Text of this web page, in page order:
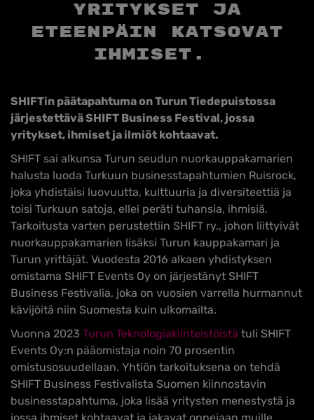
yritykset ja
eteenpäin katsovat
ihmiset. ​
SHIFTin päätapahtuma on Turun Tiedepuistossa
järjestettävä SHIFT Business Festival, jossa
yritykset, ihmiset ja ilmiöt kohtaavat.
SHIFT sai alkunsa Turun seudun nuorkauppakamarien
halusta luoda Turkuun businesstapahtumien Ruisrock,
joka yhdistäisi luovuutta, kulttuuria ja diversiteettiä ja
toisi Turkuun satoja, ellei peräti tuhansia, ihmisiä.
Tarkoitusta varten perustettiin SHIFT ry., johon liittyivät
nuorkauppakamarien lisäksi Turun kauppakamari ja
Turun yrittäjät. Vuodesta 2016 alkaen yhdistyksen
omistama SHIFT Events Oy on järjestänyt SHIFT
Business Festivalia, joka on vuosien varrella hurmannut
kävijöitä niin Suomesta kuin ulkomailta.
Vuonna 2023 Turun Teknologiakiinteistöistä tuli SHIFT
Events Oy:n pääomistaja noin 70 prosentin
omistusosuudellaan. Yhtiön tarkoituksena on tehdä
SHIFT Business Festivalista Suomen kiinnostavin
businesstapahtuma, joka lisää yritysten menestystä ja